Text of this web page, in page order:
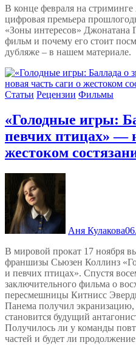
В конце февраля на стриминге
цифровая премьера
«Зоны интересов» Джонатана
фильм и почему его стоит
дубляже – в нашем материале.
Статьи Рецензии Фильмы
«Голодные игры:
певчих птицах» —
жестоком
Аня Кулакова
В мировой прокат 17 ноября
франшизы Сьюзен Коллинз
и певчих птицах». Спустя
заключительного фильма о
пересмешницы Китнисс
Панема получил экранизацию,
становится будущий
Получилось ли у команды
частей и будет ли